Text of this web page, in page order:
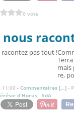
0 vote
nous
mais
re,
- Commentaires […] -
d'Horus, SdA